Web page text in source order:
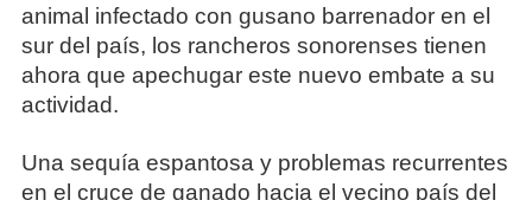
animal infectado con gusano barrenador en el
sur del país, los rancheros sonorenses tienen
ahora que apechugar este nuevo embate a su
actividad.
Una sequía espantosa y problemas recurrentes
en el cruce de ganado hacia el vecino país del